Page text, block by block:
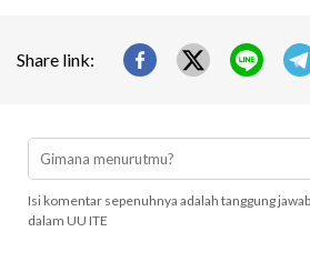
Share link:
Isi komentar sepenuhnya adalah tanggung
dalam UU ITE